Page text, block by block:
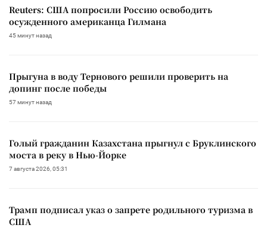
Reuters: США попросили Россию освободить
осужденного американца Гилмана
45 минут назад
Прыгуна в воду Тернового решили проверить на
допинг после победы
57 минут назад
Голый гражданин Казахстана прыгнул с Бруклинского
моста в реку в Нью-Йорке
7 августа 2026, 05:31
Трамп подписал указ о запрете родильного туризма в
США